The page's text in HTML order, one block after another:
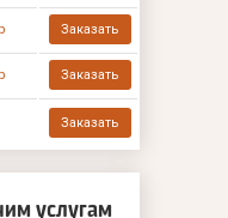
Заказать
Заказать
Заказать
услугам